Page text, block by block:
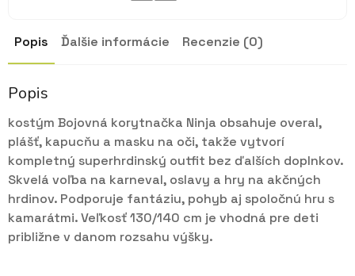
Popis Ďalšie informácie Recenzie (0)
Popis
kostým Bojovná korytnačka Ninja obsahuje overal,
plášť, kapucňu a masku na oči, takže vytvorí
kompletný superhrdinský outfit bez ďalších doplnkov.
Skvelá voľba na karneval, oslavy a hry na akčných
hrdinov. Podporuje fantáziu, pohyb aj spoločnú hru s
kamarátmi. Veľkosť 130/140 cm je vhodná pre deti
približne v danom rozsahu výšky.